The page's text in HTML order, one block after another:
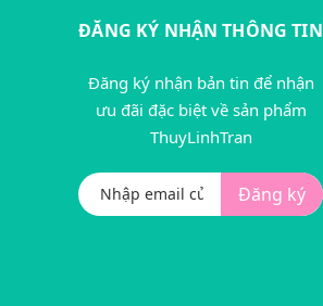
ĐĂNG KÝ NHẬN THÔNG TIN
Đăng ký nhận bản tin để nhận
ưu đãi đặc biệt về sản phẩm
ThuyLinhTran
Đăng ký